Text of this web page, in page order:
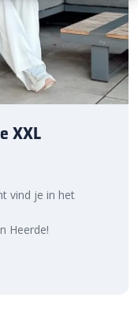
XXL
vind je in het
Heerde!